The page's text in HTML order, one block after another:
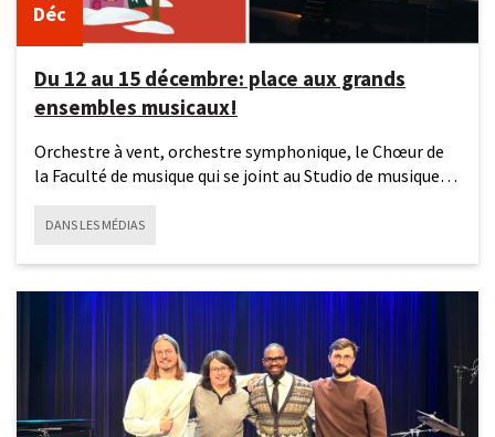
Du 12 au 15 décembre: place aux grands
ensembles musicaux!
Orchestre à vent, orchestre symphonique, le Chœur de
la Faculté de musique qui se joint au Studio de musique
Déc
DANS LES MÉDIAS